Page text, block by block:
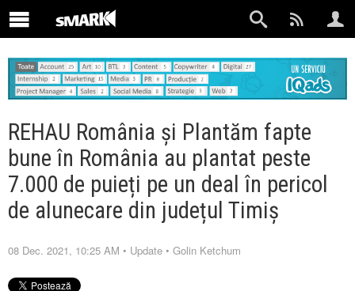
REHAU România și Plantăm fapte
bune în România au plantat peste
7.000 de puieți pe un deal în pericol
de alunecare din județul Timiș
08 Dec. 2021, 10:25 AM • Update • Golin Ketchum